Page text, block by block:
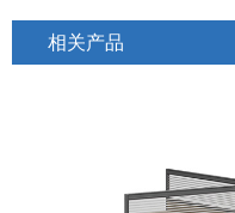
相关产品